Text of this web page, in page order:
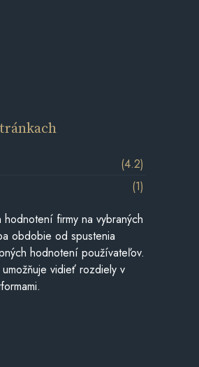
(4.2)
(1)
firmy na vybraných
obdobie od spustenia
hodnotení používateľov.
vidieť rozdiely v